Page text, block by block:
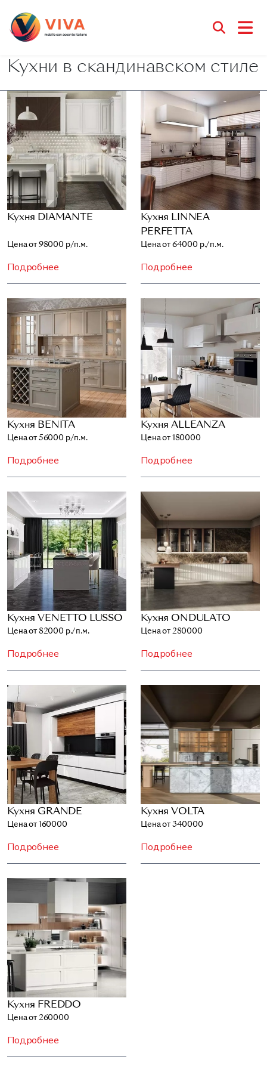
Кухни в скандинавском стиле
Кухня DIAMANTE
Цена от 98000 р/п.м.
Подробнее
Кухня LINNEA
PERFETTA
Цена от 64000 р./п.м.
Подробнее
Кухня BENITA
Цена от 56000 р/п.м.
Подробнее
Кухня ALLEANZA
Цена от 180000
Подробнее
Кухня VENETTO LUSSO
Цена от 82000 р./п.м.
Подробнее
Кухня ONDULATO
Цена от 280000
Подробнее
Кухня GRANDE
Цена от 160000
Подробнее
Кухня VOLTA
Цена от 340000
Подробнее
Кухня FREDDO
Цена от 260000
Подробнее